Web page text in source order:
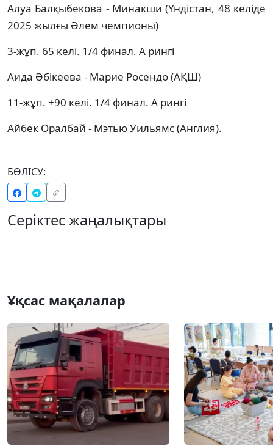
Алуа Балқыбекова - Минакши (Үндістан, 48 келіде
2025 жылғы Әлем чемпионы)
3-жұп. 65 келі. 1/4 финал. А рингі
Аида Әбікеева - Марие Росендо (АҚШ)
11-жұп. +90 келі. 1/4 финал. А рингі
Айбек Оралбай - Мэтью Уильямс (Англия).
БӨЛІСУ:
Серіктес жаңалықтары
Ұқсас мақалалар